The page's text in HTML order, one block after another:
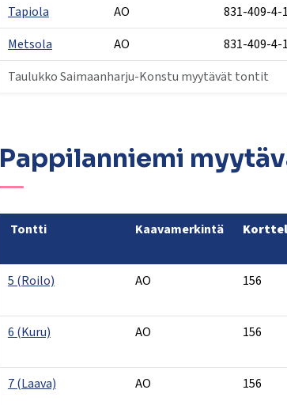
Taulukko Saimaanharju-Konstu myytävät tontit
Tapiola
AO 831-409-4-
Metsola
AO 831-409-4-
Pappilanniemi
Tontti Kaavamerkintä
5 (Roilo)
AO 156
6 (Kuru) AO 156
7 (Laava) AO 156